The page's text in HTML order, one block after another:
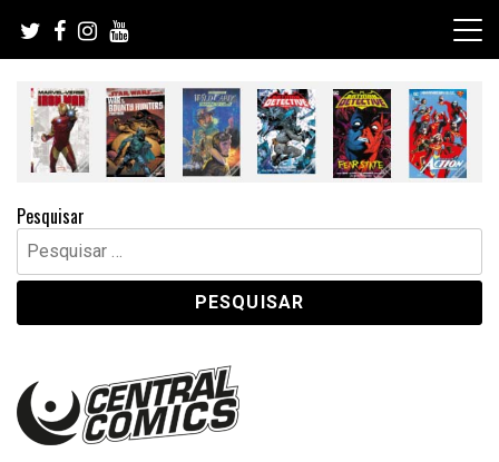
content
Pesquisar
Pesquisar
por: